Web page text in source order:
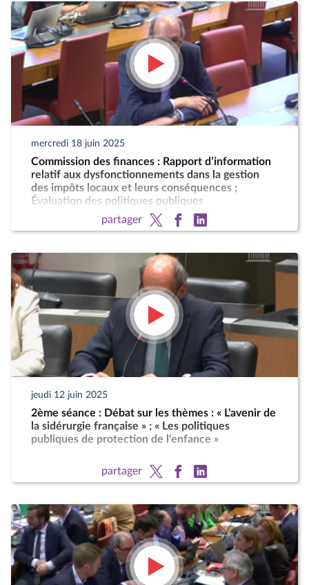
mercredi 18 juin 2025
Commission des finances : Rapport d’information
relatif aux dysfonctionnements dans la gestion
des impôts locaux et leurs conséquences ;
Évaluation des politiques publiques
partager
jeudi 12 juin 2025
2ème séance : Débat sur les thèmes : « L'avenir de
la sidérurgie française » ; « Les politiques
publiques de protection de l'enfance »
partager